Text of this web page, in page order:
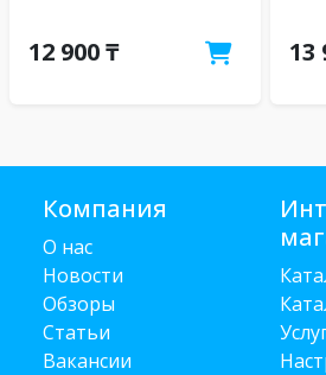
12 900 ₸ 13
Компания
О нас
Новости
Обзоры
Статьи
Вакансии